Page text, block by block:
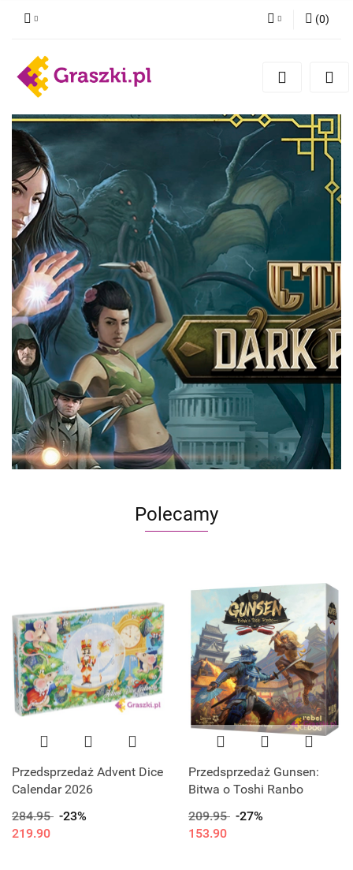
Zarejestruj się
Zgody cookies
(0)
Polecamy
Przedsprzedaż Advent Dice
Calendar 2026
284.95 -23%
219.90
Przedsprzedaż Gunsen:
Bitwa o Toshi Ranbo
209.95 -27%
153.90